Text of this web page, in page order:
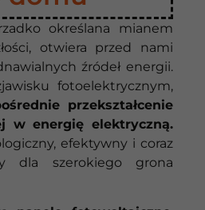
określana mianem
otwiera przed nami
źródeł energii.
fotoelektrycznym,
przekształcenie
w energię elektryczną.
efektywny i coraz
dla szerokiego grona